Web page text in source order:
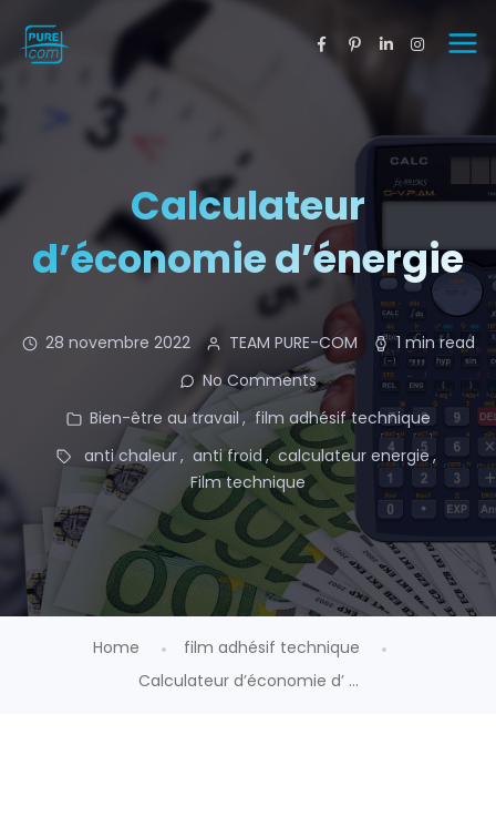
Calculateur
d’économie d’énergie
28 novembre 2022 TEAM PURE-COM
1 min read
No Comments
Bien-être au travail
film adhésif technique
anti chaleur
anti froid
calculateur energie
Film technique
Home
film adhésif technique
Calculateur d’économie d’ ...